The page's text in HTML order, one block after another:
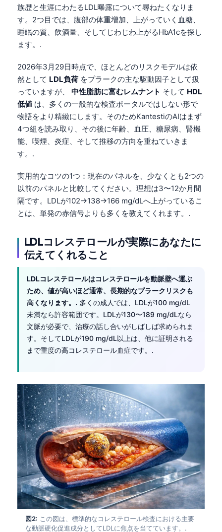
族歴と生涯にわたるLDL曝露について尋ねたくなりま
す。2つ目では、腹部の体重増加、上がっていく血糖、
睡眠の質、飲酒量、そしてじわじわ上がるHbA1cを探し
ます。.
2026年3月29日時点で、ほとんどのリスクモデルは依
然として LDL負荷 をプラークの主な駆動因子として扱
っていますが、 中性脂肪に富むレムナント そして HDL
低値 は、多くの一般的な検査ポータルではしない形で
物語をより精緻にします。そのためKantestiのAIはまず
4つ組を読み取り、その後に年齢、血圧、糖尿病、腎機
能、喫煙、炎症、そして推移の方向を重ねていきま
す。.
実用的なコツの1つ：現在のパネルを、少なくとも2つの
以前のパネルと比較してください。理想は3〜12か月間
隔です。LDLが102→138→166 mg/dLへ上がっているこ
とは、単発の赤信号よりも多くを教えてくれます。.
LDLコレステロールが実際にあなたに
伝えてくれること
LDLコレステロールはコレステロールを動脈壁へ運ぶ
ため、値が高いほど通常、長期的なプラークリスクも
高くなります。. 多くの成人では、LDLが100 mg/dL
未満なら許容範囲です。LDLが130〜189 mg/dLなら
文脈が必要で、治療の話し合いがしばしば求められま
す。そしてLDLが190 mg/dL以上は、他に証明される
まで重度の高コレステロール血症です。.
図2: この図は、標準的なコレステロール検査における主要
な動脈硬化促進成分としてLDLに焦点を当てています。.